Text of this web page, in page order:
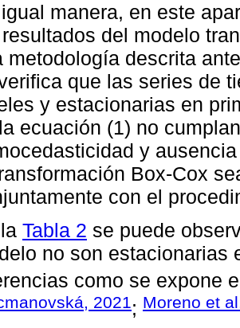
manera, en este
del modelo
metodología descrita
que las series de
y estacionarias en
ecuación (1) no
y
Box-Cox
con el
Tabla 2 se puede
no son estacionarias
como se expone
2021; Moreno et